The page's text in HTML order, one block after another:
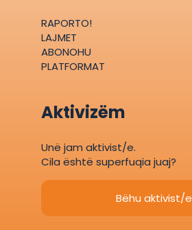
RAPORTO!
LAJMET
ABONOHU
PLATFORMAT
Aktivizëm
Unë jam aktivist/e.
Cila është superfuqia juaj?
Bëhu aktivist/e